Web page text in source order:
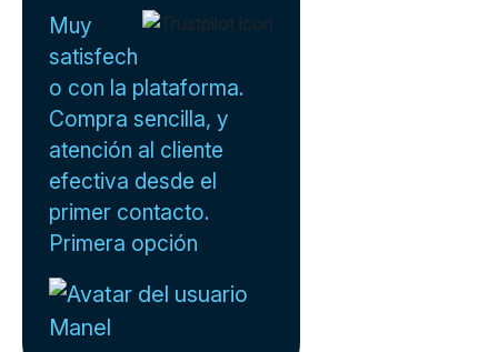
Muy
satisfech
o con la plataforma.
Compra sencilla, y
atención al cliente
efectiva desde el
primer contacto.
Primera opción
Manel